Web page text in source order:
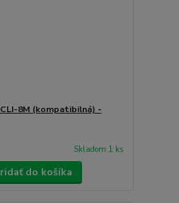
8M (kompatibilná) -
Skladom 1 ks
do košíka